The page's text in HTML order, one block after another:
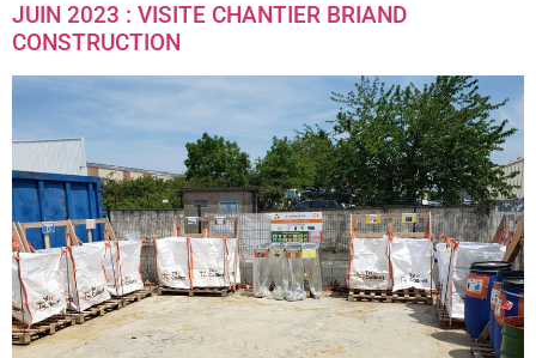
JUIN 2023 : VISITE CHANTIER BRIAND
CONSTRUCTION